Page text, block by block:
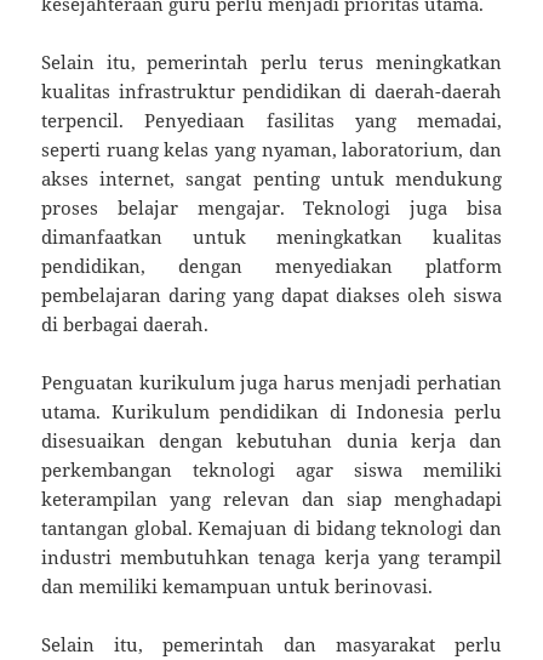
Selain itu, pemerintah perlu terus meningkatkan
kualitas infrastruktur pendidikan di daerah-daerah
terpencil. Penyediaan fasilitas yang memadai,
seperti ruang kelas yang nyaman, laboratorium, dan
akses internet, sangat penting untuk mendukung
proses belajar mengajar. Teknologi juga bisa
dimanfaatkan untuk meningkatkan kualitas
pendidikan, dengan menyediakan platform
pembelajaran daring yang dapat diakses oleh siswa
di berbagai daerah.
Penguatan kurikulum juga harus menjadi perhatian
utama. Kurikulum pendidikan di Indonesia perlu
disesuaikan dengan kebutuhan dunia kerja dan
perkembangan teknologi agar siswa memiliki
keterampilan yang relevan dan siap menghadapi
tantangan global. Kemajuan di bidang teknologi dan
industri membutuhkan tenaga kerja yang terampil
dan memiliki kemampuan untuk berinovasi.
Selain itu, pemerintah dan masyarakat perlu